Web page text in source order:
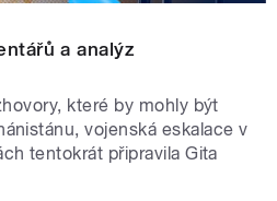
a analýz
které by mohly být
vojenská eskalace v
tentokrát připravila Gita